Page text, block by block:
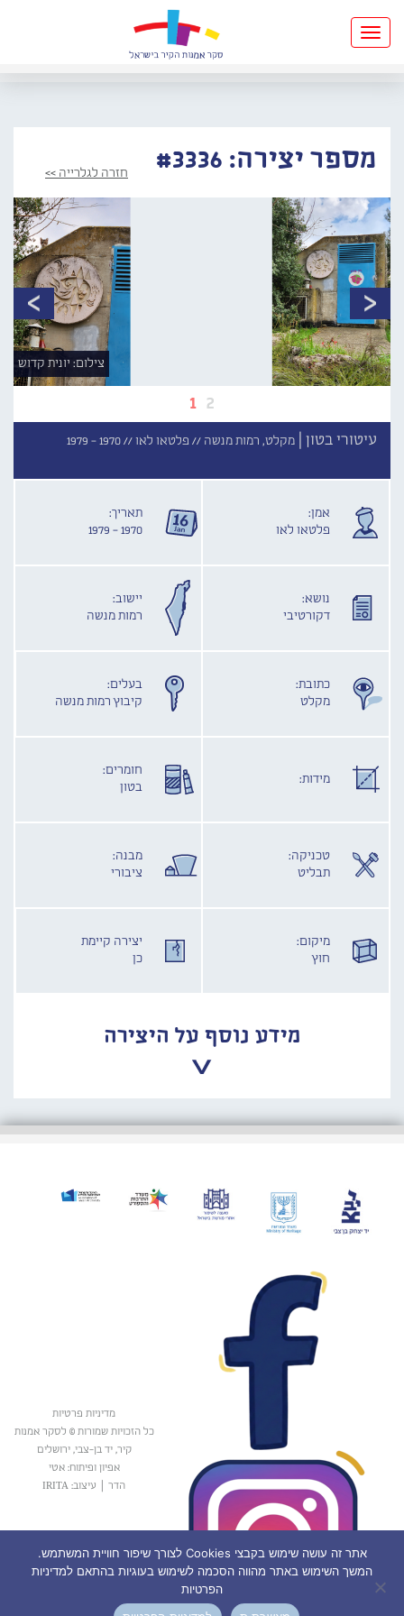
Toggle
navigation
מספר יצירה: #3336 חזרה לגלרייה >>
1 2
צילום: יונית קדוש
עיטורי בטון | מקלט, רמות מנשה //פלטאו לאו //1970 - 1979
אמן:
פלטאו לאו
תאריך:
1970 - 1979
נושא:
דקורטיבי
יישוב:
רמות מנשה
כתובת:
מקלט
בעלים:
קיבוץ רמות מנשה
מידות:
חומרים:
בטון
טכניקה:
תבליט
מבנה:
ציבורי
מיקום:
חוץ
יצירה קיימת
כן
מידע נוסף על היצירה
מדיניות פרטיות
כל הזכויות שמורות © לסקר אמנות
קיר, יד בן-צבי, ירושלים
אפיון ופיתוח: אטי
הדר
עיצוב: IRITA
אתר זה עושה שימוש בקבצי Cookies לצורך שיפור חוויית המשתמש.
המשך השימוש באתר מהווה הסכמה לשימוש בעוגיות בהתאם למדיניות
הפרטיות